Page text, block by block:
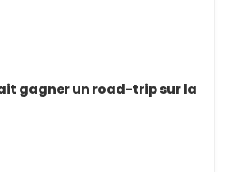
gagner un road-trip sur la